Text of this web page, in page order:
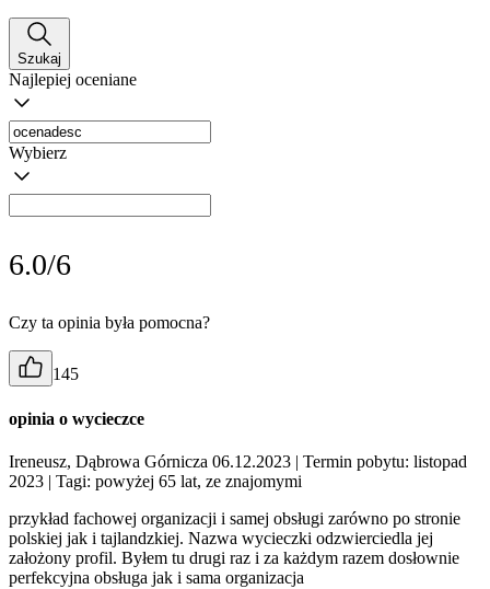
Szukaj
Najlepiej oceniane
Wybierz
6.0/6
Czy ta opinia była pomocna?
145
opinia o wycieczce
Ireneusz, Dąbrowa Górnicza 06.12.2023 | Termin pobytu: listopad
2023 | Tagi: powyżej 65 lat, ze znajomymi
przykład fachowej organizacji i samej obsługi zarówno po stronie
polskiej jak i tajlandzkiej. Nazwa wycieczki odzwierciedla jej
założony profil. Byłem tu drugi raz i za każdym razem dosłownie
perfekcyjna obsługa jak i sama organizacja